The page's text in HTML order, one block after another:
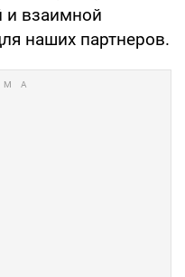
и взаимной
наших партнеров.